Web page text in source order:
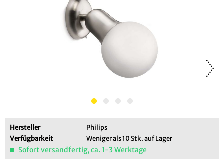
Hersteller
Philips
Verfügbarkeit
Weniger als 10 Stk. auf Lager
Sofort versandfertig, ca. 1-3 Werktage